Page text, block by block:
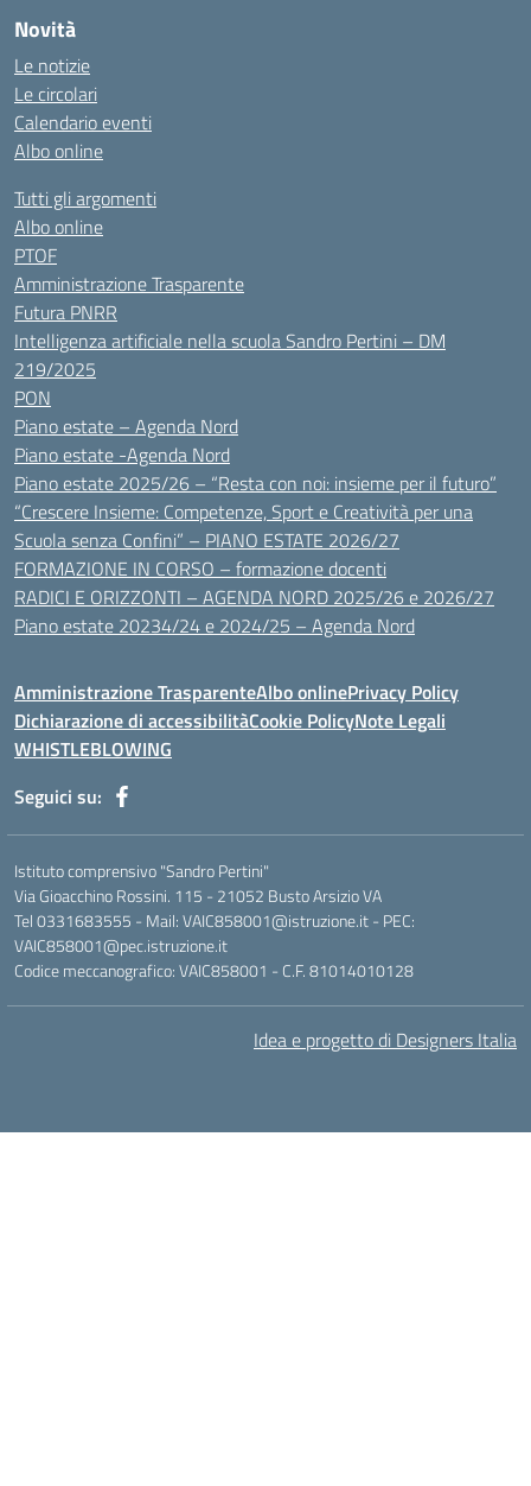
Novità
Le notizie
Le circolari
Calendario eventi
Albo online
Tutti gli argomenti
Albo online
PTOF
Amministrazione Trasparente
Futura PNRR
Intelligenza artificiale nella scuola Sandro Pertini – DM
219/2025
PON
Piano estate – Agenda Nord
Piano estate -Agenda Nord
Piano estate 2025/26 – “Resta con noi: insieme per il futuro”
“Crescere Insieme: Competenze, Sport e Creatività per una
Scuola senza Confini” – PIANO ESTATE 2026/27
FORMAZIONE IN CORSO – formazione docenti
RADICI E ORIZZONTI – AGENDA NORD 2025/26 e 2026/27
Piano estate 20234/24 e 2024/25 – Agenda Nord
Amministrazione TrasparenteAlbo onlinePrivacy Policy
Dichiarazione di accessibilitàCookie PolicyNote Legali
WHISTLEBLOWING
Seguici su:
Istituto comprensivo "Sandro Pertini"
Via Gioacchino Rossini. 115 - 21052 Busto Arsizio VA
Tel 0331683555 - Mail: VAIC858001@istruzione.it - PEC:
VAIC858001@pec.istruzione.it
Codice meccanografico: VAIC858001 - C.F. 81014010128
Idea e progetto di Designers Italia